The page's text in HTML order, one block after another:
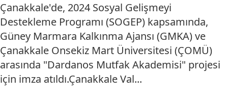
Çanakkale'de, 2024 Sosyal Gelişmeyi
Destekleme Programı (SOGEP) kapsamında,
Güney Marmara Kalkınma Ajansı (GMKA) ve
Çanakkale Onsekiz Mart Üniversitesi (ÇOMÜ)
arasında "Dardanos Mutfak Akademisi" projesi
için imza atıldı.Çanakkale Val...